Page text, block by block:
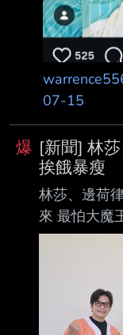
07-15
爆 [新聞] 林
挨餓暴瘦
林莎、邊荷
來 最怕大魔
https://
中視招牌綜
龍外景，宣